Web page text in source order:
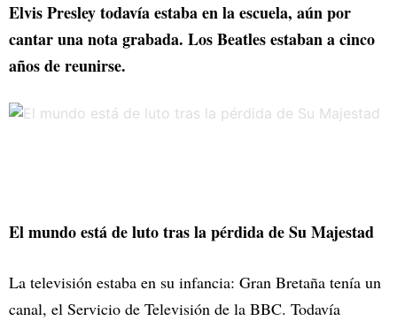
Elvis Presley todavía estaba en la escuela, aún por
cantar una nota grabada. Los Beatles estaban a cinco
años de reunirse.
El mundo está de luto tras la pérdida de Su Majestad
La televisión estaba en su infancia: Gran Bretaña tenía un
canal, el Servicio de Televisión de la BBC. Todavía